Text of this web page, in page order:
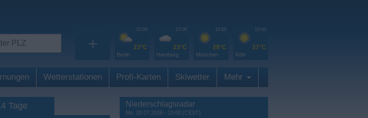
+
15:00
23°C
Berlin
15:00
23°C
Hamburg
15:00
29°C
München
15:00
27°C
Köln
Wetterstationen Profi-Karten Skiwetter Mehr
Tage Niederschlagsradar
Mo. 20.07.2026 - 23:00 (CEST)